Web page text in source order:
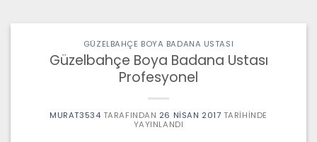
GÜZELBAHÇE BOYA BADANA USTASI
Güzelbahçe Boya Badana Ustası
Profesyonel
MURAT3534 TARAFINDAN 26 NISAN 2017 TARIHINDE
YAYINLANDI